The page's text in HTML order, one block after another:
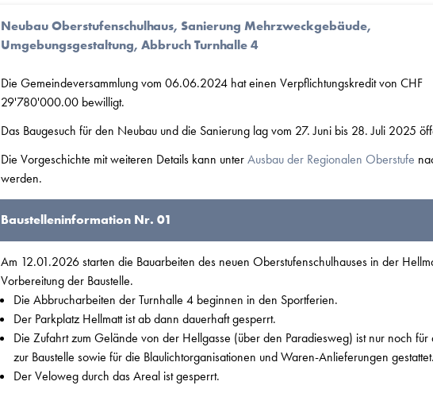
Neubau Oberstufenschulhaus, Sanierung Mehrzweckgebäude,
Umgebungsgestaltung, Abbruch Turnhalle 4
Die Gemeindeversammlung vom 06.06.2024 hat einen Verpflichtungskredit von CHF
29'780'000.00 bewilligt.
Das Baugesuch für den Neubau und die Sanierung lag vom 27. Juni bis 28. Juli 2025
Die Vorgeschichte mit weiteren Details kann unterAusbau der Regionalen Oberstufe
werden.
Baustelleninformation Nr. 01
Am 12.01.2026 starten die Bauarbeiten des neuen Oberstufenschulhauses in der
Vorbereitung der Baustelle.
Die Abbrucharbeiten der Turnhalle 4 beginnen in den Sportferien.
Der Parkplatz Hellmatt ist ab dann dauerhaft gesperrt.
Die Zufahrt zum Gelände von der Hellgasse (über den Paradiesweg) ist nur noch für
zur Baustelle sowie für die Blaulichtorganisationen und Waren-Anlieferungen gestattet.
Der Veloweg durch das Areal ist gesperrt.